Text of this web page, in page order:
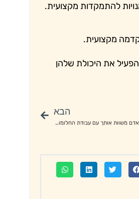
להתמקדות מקצועית.
מקצועית.
את היכולת שלהן
הבא
מציאת ההתאמה המושלמת: כיצד חברות כוח אדם משוות אותך עם עבודת החלומות שלך